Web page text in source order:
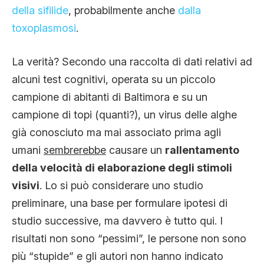
della sifilide, probabilmente anche dalla
toxoplasmosi.
La verità? Secondo una raccolta di dati relativi ad
alcuni test cognitivi, operata su un piccolo
campione di abitanti di Baltimora e su un
campione di topi (quanti?), un virus delle alghe
già conosciuto ma mai associato prima agli
umani sembrerebbe causare un rallentamento
della velocità di elaborazione degli stimoli
visivi. Lo si può considerare uno studio
preliminare, una base per formulare ipotesi di
studio successive, ma davvero è tutto qui. I
risultati non sono “pessimi”, le persone non sono
più “stupide” e gli autori non hanno indicato